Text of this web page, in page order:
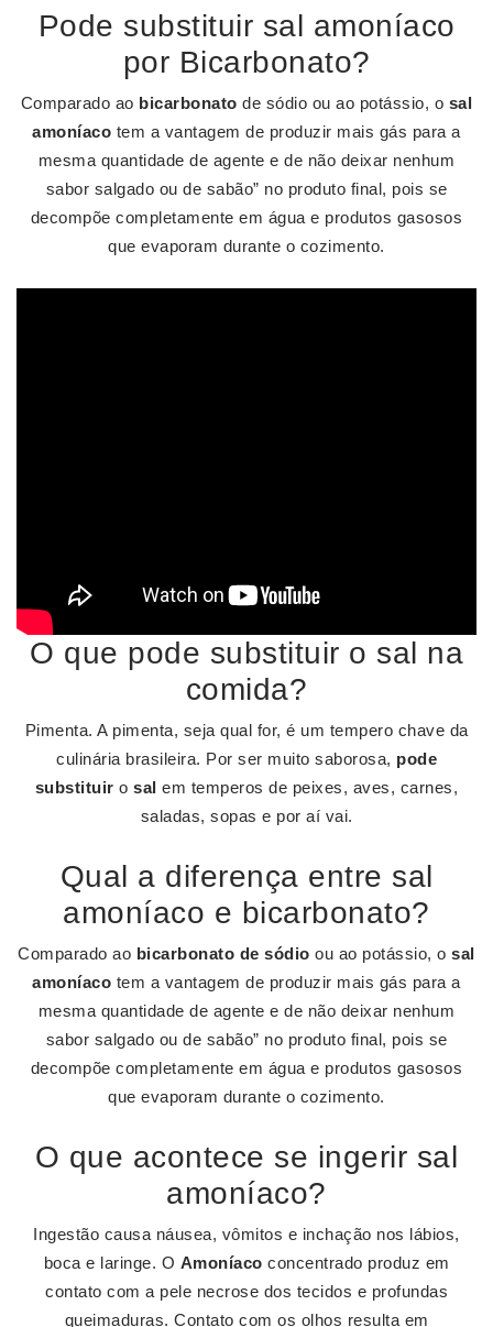
Pode substituir sal amoníaco
por Bicarbonato?
Comparado ao bicarbonato de sódio ou ao potássio, o sal
amoníaco tem a vantagem de produzir mais gás para a
mesma quantidade de agente e de não deixar nenhum
sabor salgado ou de sabão” no produto final, pois se
decompõe completamente em água e produtos gasosos
que evaporam durante o cozimento.
O que pode substituir o sal na
comida?
Pimenta. A pimenta, seja qual for, é um tempero chave da
culinária brasileira. Por ser muito saborosa, pode
substituir osal em temperos de peixes, aves, carnes,
saladas, sopas e por aí vai.
Qual a diferença entre sal
amoníaco e bicarbonato?
Comparado ao bicarbonato de sódio ou ao potássio, osal
amoníaco tem a vantagem de produzir mais gás para a
mesma quantidade de agente e de não deixar nenhum
sabor salgado ou de sabão” no produto final, pois se
decompõe completamente em água e produtos gasosos
que evaporam durante o cozimento.
O que acontece se ingerir sal
amoníaco?
Ingestão causa náusea, vômitos e inchação nos lábios,
boca e laringe. O Amoníaco concentrado produz em
contato com a pele necrose dos tecidos e profundas
queimaduras. Contato com os olhos resulta em